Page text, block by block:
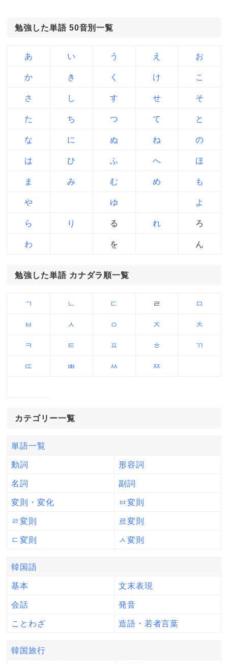
勉強した単語 50音別一覧
あ い う え お
か き く け こ
さ し す せ そ
た ち つ て と
な に ぬ ね の
は ひ ふ へ ほ
ま み む め も
や ゆ よ
ら り る れ ろ
わ を ん
勉強した単語 カナダラ順一覧
ㄱ ㄴ ㄷ ㄹ ㅁ
ㅂ ㅅ ㅇ ㅈ ㅊ
ㅋ ㅌ ㅍ ㅎ ㄲ
ㄸ ㅃ ㅆ ㅉ
カテゴリー一覧
単語一覧
動詞 形容詞
名詞 副詞
変則・変化 ㅂ変則
ㄹ変則 르変則
ㄷ変則 ㅅ変則
韓国語
基本 文末表現
会話 発音
ことわざ 造語・若者言葉
韓国旅行